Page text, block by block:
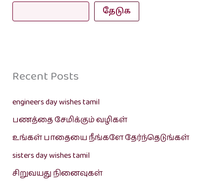
தேடுக
Recent Posts
engineers day wishes tamil
பணத்தை சேமிக்கும் வழிகள்
உங்கள் பாதையை நீங்களே தேர்ந்தெடுங்கள்
sisters day wishes tamil
சிறுவயது நினைவுகள்